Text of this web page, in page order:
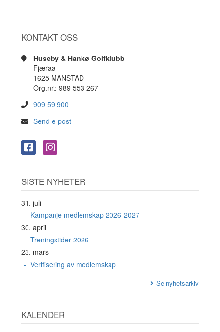
KONTAKT OSS
Huseby & Hankø Golfklubb
Fjæraa
1625 MANSTAD
Org.nr.: 989 553 267
909 59 900
Send e-post
SISTE NYHETER
31. juli
Kampanje medlemskap 2026-2027
30. april
Treningstider 2026
23. mars
Verifisering av medlemskap
Se nyhetsarkiv
KALENDER